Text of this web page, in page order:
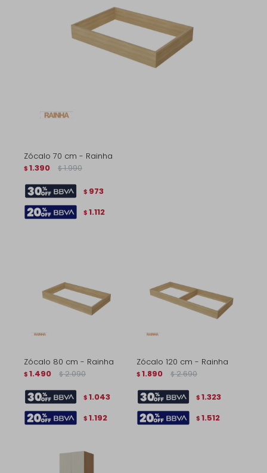
Zócalo 70 cm - Rainha
$ 1.390 $ 1.990
$ 973
$ 1.112
Zócalo 80 cm - Rainha
$ 1.490 $ 2.090
$ 1.043
$ 1.192
Zócalo 120 cm - Rainha
$ 1.890 $ 2.690
$ 1.323
$ 1.512